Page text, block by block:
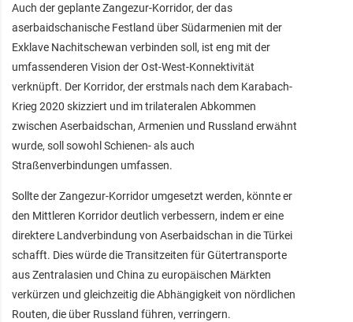
Auch der geplante Zangezur-Korridor, der das
aserbaidschanische Festland über Südarmenien mit der
Exklave Nachitschewan verbinden soll, ist eng mit der
umfassenderen Vision der Ost-West-Konnektivität
verknüpft. Der Korridor, der erstmals nach dem Karabach-
Krieg 2020 skizziert und im trilateralen Abkommen
zwischen Aserbaidschan, Armenien und Russland erwähnt
wurde, soll sowohl Schienen- als auch
Straßenverbindungen umfassen.
Sollte der Zangezur-Korridor umgesetzt werden, könnte er
den Mittleren Korridor deutlich verbessern, indem er eine
direktere Landverbindung von Aserbaidschan in die Türkei
schafft. Dies würde die Transitzeiten für Gütertransporte
aus Zentralasien und China zu europäischen Märkten
verkürzen und gleichzeitig die Abhängigkeit von nördlichen
Routen, die über Russland führen, verringern.